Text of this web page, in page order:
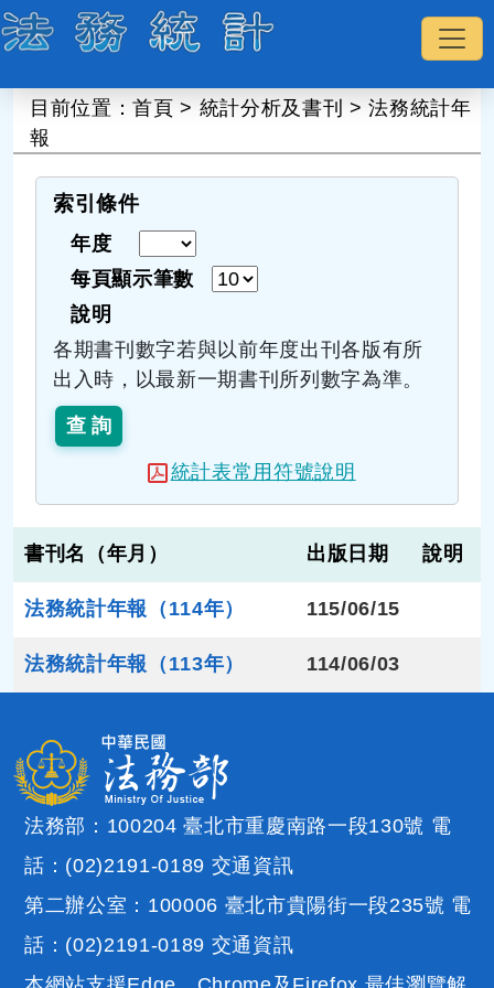
目前位置：首頁 > 統計分析及書刊 >法務統計年
報
索引條件
年度
每頁顯示筆數
說明
各期書刊數字若與以前年度出刊各版有所
出入時，以最新一期書刊所列數字為準。
統計表常用符號說明
書刊名（年月） 出版日期 說明
法務統計年報（114年） 115/06/15
法務統計年報（113年） 114/06/03
法務部：100204 臺北市重慶南路一段130號 電
話：(02)2191-0189 交通資訊
第二辦公室：100006 臺北市貴陽街一段235號 電
話：(02)2191-0189 交通資訊